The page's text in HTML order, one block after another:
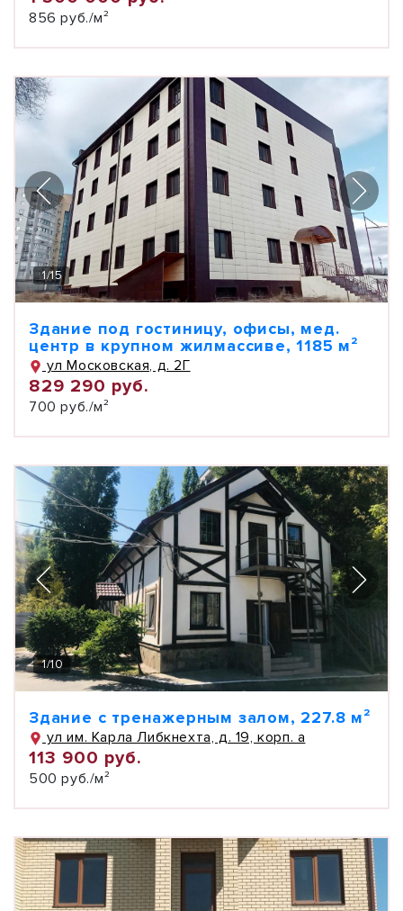
856 руб./м²
1/15
Здание под гостиницу, офисы, мед.
центр в крупном жилмассиве, 1185 м²
ул Московская, д. 2Г
829 290 руб.
700 руб./м²
1/10
Здание с тренажерным залом, 227.8 м²
ул им. Карла Либкнехта, д. 19, корп. а
113 900 руб.
500 руб./м²